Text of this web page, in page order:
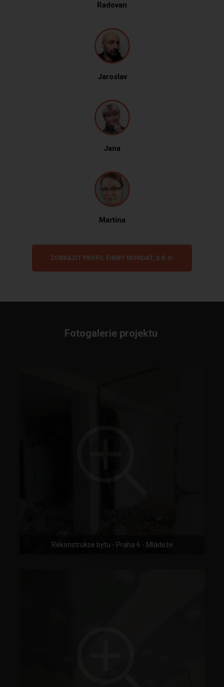
Radovan
Jaroslav
Jana
Martina
ZOBRAZIT PROFIL FIRMY MONDAT, S.R.O.
Fotogalerie projektu
Rekonstrukce bytu - Praha 6 - Mládeže